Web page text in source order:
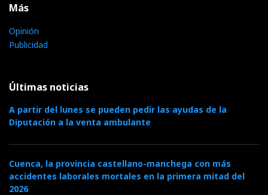
Más
Opinión
Publicidad
Últimas noticias
A partir del lunes se pueden pedir las ayudas de la
Diputación a la venta ambulante
Cuenca, la provincia castellano-manchega con más
accidentes laborales mortales en la primera mitad del
2026